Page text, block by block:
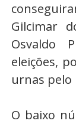
Gilcimar
Osvaldo
eleições,
urnas pelo
O baixo